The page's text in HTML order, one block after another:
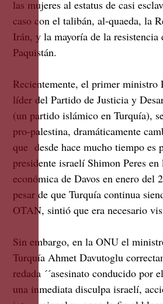
las mujeres al estatus de casi
caso con el talibán, al-quaeda, la
Irán, y la mayoría de la resistencia
Paquistán.
Recientemente, el primer ministro
líder del Partido de Justicia y
(un partido islámico en Turquía),
pro-palestina, dramáticamente
que desde hace mucho tiempo es
presidente israelí Shimon Peres en
económica de Davos en enero del
pesar de que Turquía continua
OTAN, sintió que era necesario
Sin embargo, en la ONU el
Turquía Ahmet Davutoglu
redada ´´asesinato conducido por
una inmediata disculpa israelí,